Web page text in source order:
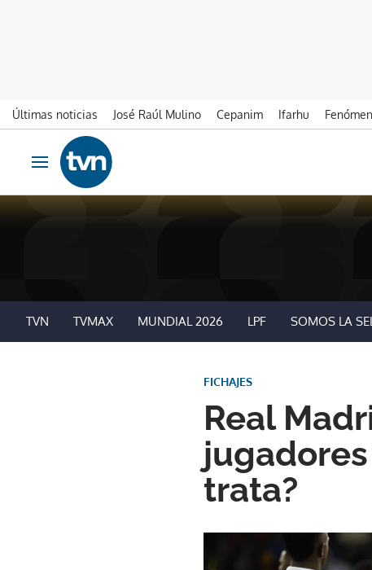
Últimas noticias José Raúl Mulino Cepanim Ifarhu
Ir al contenido
Obrir navegació
TVN TVMAX MUNDIAL 2026 LPF SOMOS LA
Real
trata?
FICHAJES